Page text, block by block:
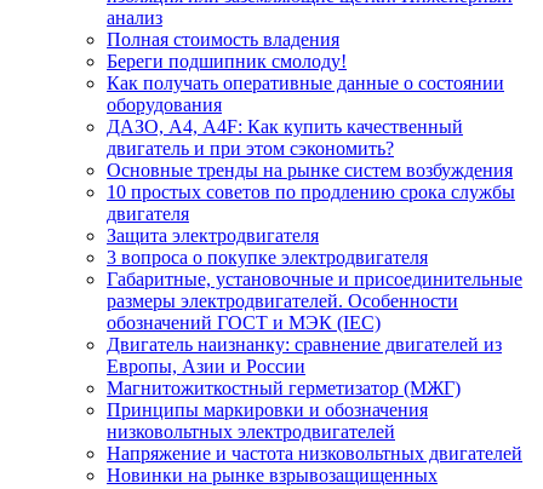
анализ
Полная стоимость владения
Береги подшипник смолоду!
Как получать оперативные данные о состоянии
оборудования
ДАЗО, А4, А4F: Как купить качественный
двигатель и при этом сэкономить?
Основные тренды на рынке систем возбуждения
10 простых советов по продлению срока службы
двигателя
Защита электродвигателя
3 вопроса о покупке электродвигателя
Габаритные, установочные и присоединительные
размеры электродвигателей. Особенности
обозначений ГОСТ и МЭК (IEC)
Двигатель наизнанку: сравнение двигателей из
Европы, Азии и России
Магнитожиткостный герметизатор (МЖГ)
Принципы маркировки и обозначения
низковольтных электродвигателей
Напряжение и частота низковольтных двигателей
Новинки на рынке взрывозащищенных